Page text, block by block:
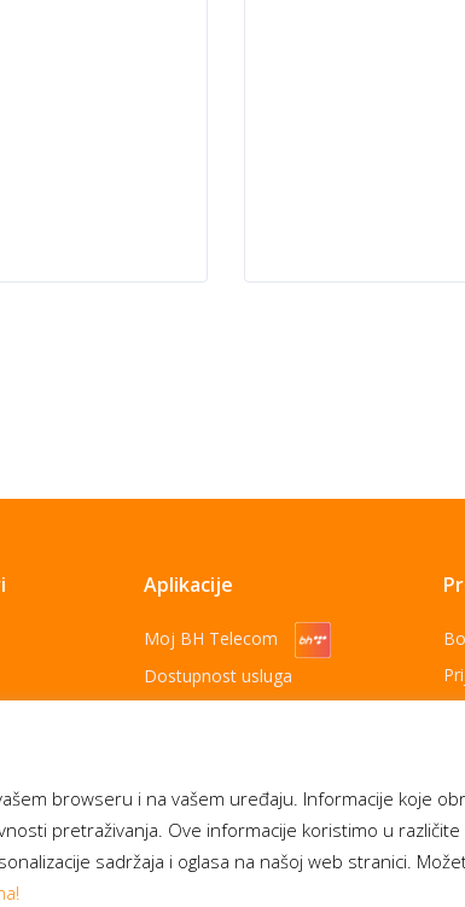
Aplikacije
Moj BH Telecom
Dostupnost usluga
browseru i na vašem uređaju. Informacije koje
pretraživanja. Ove informacije koristimo u
sadržaja i oglasa na našoj web stranici.